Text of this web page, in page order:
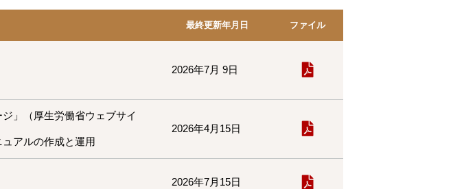
最終更新年月日 ファイル
2026年7月 9日
」（厚生労働省ウェブサイ
アルの作成と運用
2026年4月15日
2026年7月15日